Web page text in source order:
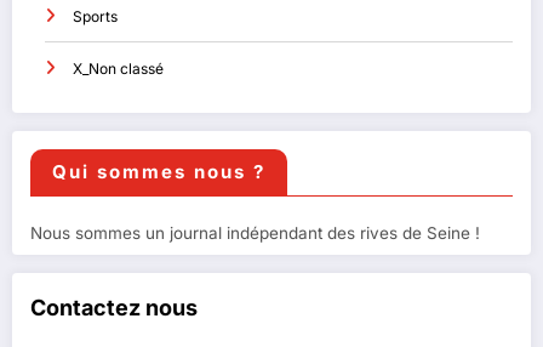
Sports
X_Non classé
Qui sommes nous ?
Nous sommes un journal indépendant des rives de Seine !
Contactez nous